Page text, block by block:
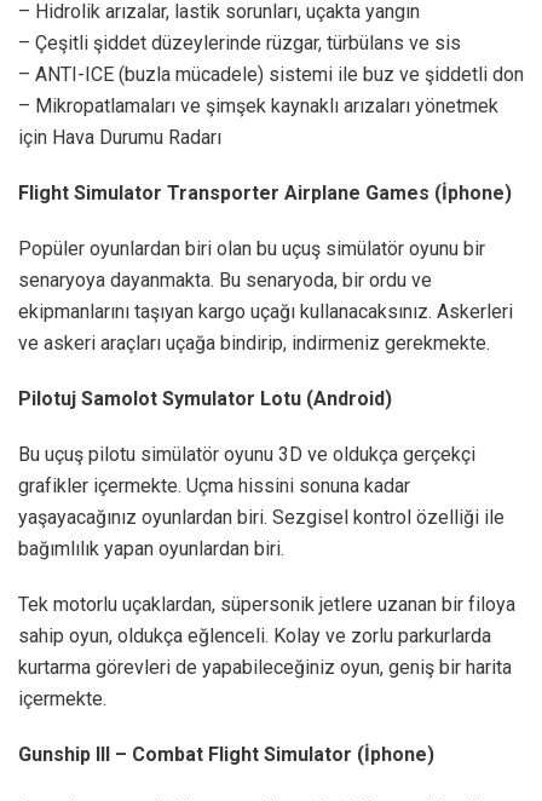
– Hidrolik arızalar, lastik sorunları, uçakta yangın
– Çeşitli şiddet düzeylerinde rüzgar, türbülans ve sis
– ANTI-ICE (buzla mücadele) sistemi ile buz ve şiddetli don
– Mikropatlamaları ve şimşek kaynaklı arızaları yönetmek
için Hava Durumu Radarı
Flight Simulator Transporter Airplane Games (İphone)
Popüler oyunlardan biri olan bu uçuş simülatör oyunu bir
senaryoya dayanmakta. Bu senaryoda, bir ordu ve
ekipmanlarını taşıyan kargo uçağı kullanacaksınız. Askerleri
ve askeri araçları uçağa bindirip, indirmeniz gerekmekte.
Pilotuj Samolot Symulator Lotu (Android)
Bu uçuş pilotu simülatör oyunu 3D ve oldukça gerçekçi
grafikler içermekte. Uçma hissini sonuna kadar
yaşayacağınız oyunlardan biri. Sezgisel kontrol özelliği ile
bağımlılık yapan oyunlardan biri.
Tek motorlu uçaklardan, süpersonik jetlere uzanan bir filoya
sahip oyun, oldukça eğlenceli. Kolay ve zorlu parkurlarda
kurtarma görevleri de yapabileceğiniz oyun, geniş bir harita
içermekte.
Gunship III – Combat Flight Simulator (İphone)